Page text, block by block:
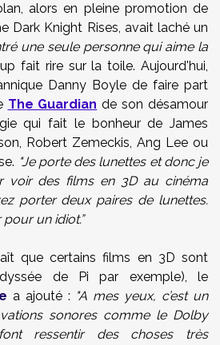
alors en pleine promotion de
Dark Knight Rises, avait laché un
une seule personne qui aime la
fait rire sur la toile. Aujourd'hui,
Danny Boyle de faire part
The Guardian de son désamour
qui fait le bonheur de James
Robert Zemeckis, Ang Lee ou
"Je porte des lunettes et donc je
voir des films en 3D au cinéma
porter deux paires de lunettes.
un idiot.”
que certains films en 3D sont
de Pi par exemple), le
a ajouté : "A mes yeux, c’est un
sonores comme le Dolby
ressentir des choses très